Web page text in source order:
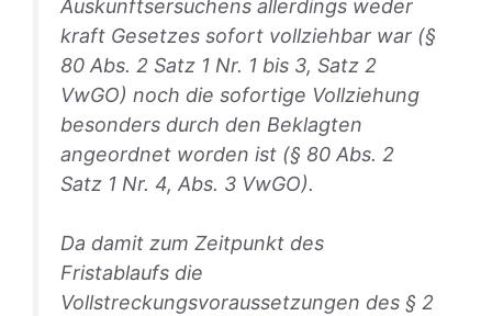
Auskunftsersuchens allerdings weder
kraft Gesetzes sofort vollziehbar war (§
80 Abs. 2 Satz 1 Nr. 1 bis 3, Satz 2
VwGO) noch die sofortige Vollziehung
besonders durch den Beklagten
angeordnet worden ist (§ 80 Abs. 2
Satz 1 Nr. 4, Abs. 3 VwGO).
Da damit zum Zeitpunkt des
Fristablaufs die
Vollstreckungsvoraussetzungen des § 2